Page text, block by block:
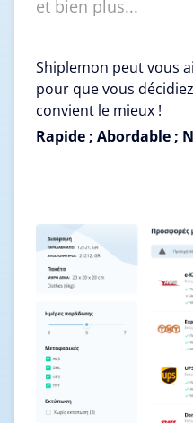
et bien plus...
Shiplemon peut vous
pour que vous
convient le mieux !
Rapide ; Abordable ;